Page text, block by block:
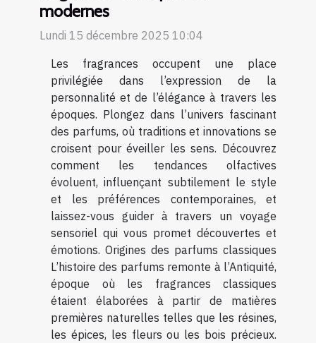
modernes
Lundi 15 décembre 2025 10:04
Les fragrances occupent une place
privilégiée dans l’expression de la
personnalité et de l’élégance à travers les
époques. Plongez dans l’univers fascinant
des parfums, où traditions et innovations se
croisent pour éveiller les sens. Découvrez
comment les tendances olfactives
évoluent, influençant subtilement le style
et les préférences contemporaines, et
laissez-vous guider à travers un voyage
sensoriel qui vous promet découvertes et
émotions. Origines des parfums classiques
L’histoire des parfums remonte à l’Antiquité,
époque où les fragrances classiques
étaient élaborées à partir de matières
premières naturelles telles que les résines,
les épices, les fleurs ou les bois précieux.